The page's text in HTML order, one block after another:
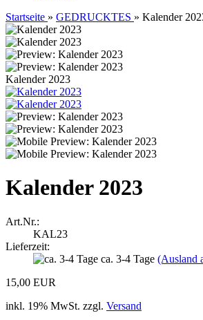
Startseite » GEDRUCKTES » Kalender
Kalender 2023
Kalender 2023
Art.Nr.:
KAL23
Lieferzeit:
ca. 3-4 Tage (Ausland
15,00 EUR
inkl. 19% MwSt. zzgl. Versand